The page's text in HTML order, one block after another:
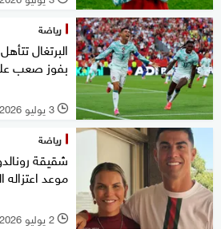
رياضة
بفوز صعب
l 3 يوليو 2026
رياضة
شقيقة
موعد اعتزاله
l 2 يوليو 2026